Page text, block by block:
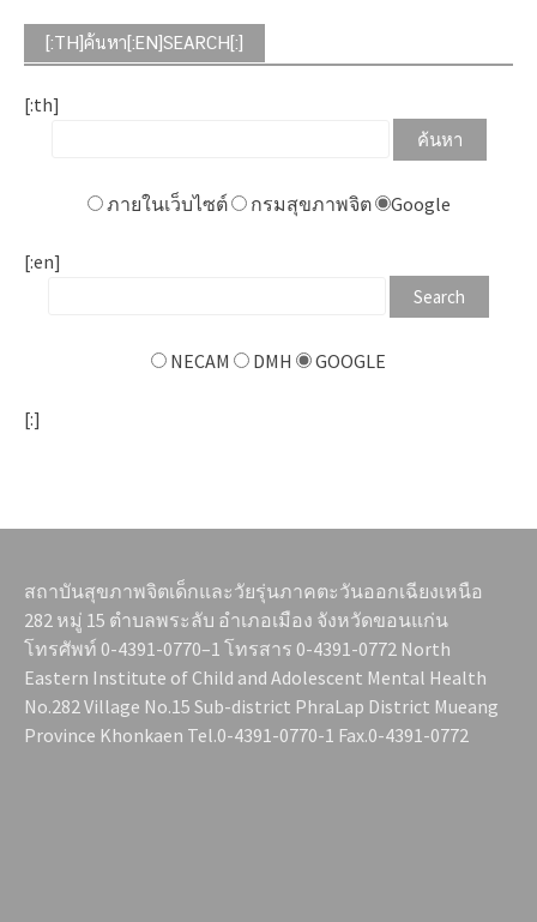
[:TH]ค้นหา[:EN]SEARCH[:]
[:th]
ภายในเว็บไซต์ กรมสุขภาพจิต Google
[:en]
NECAM DMH GOOGLE
[:]
สถาบันสุขภาพจิตเด็กและวัยรุ่นภาคตะวันออกเฉียงเหนือ
282 หมู่ 15 ตำบลพระลับ อำเภอเมือง จังหวัดขอนแก่น
โทรศัพท์ 0-4391-0770–1 โทรสาร 0-4391-0772 North
Eastern Institute of Child and Adolescent Mental Health
No.282 Village No.15 Sub-district PhraLap District Mueang
Province Khonkaen Tel.0-4391-0770-1 Fax.0-4391-0772